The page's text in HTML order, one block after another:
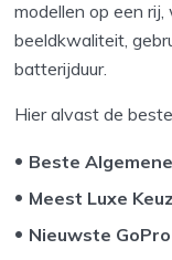
modellen op een
beeldkwaliteit,
batterijduur.
Hier alvast de
Beste
Meest Luxe
Nieuwste